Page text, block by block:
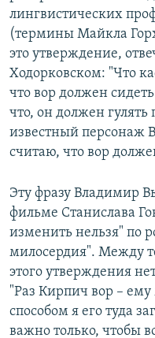
лингвистических
(термины Майкла
это утверждение,
Ходорковском: "Что
что вор должен
что, он должен гулять
известный персонаж
считаю, что вор
Эту фразу Владимир
фильме Станислава
изменить нельзя" по
милосердия". Между
этого утверждения
"Раз Кирпич вор –
способом я его туда
важно только, чтобы